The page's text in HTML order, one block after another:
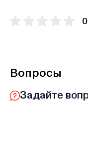
0
Вопросы
Задайте